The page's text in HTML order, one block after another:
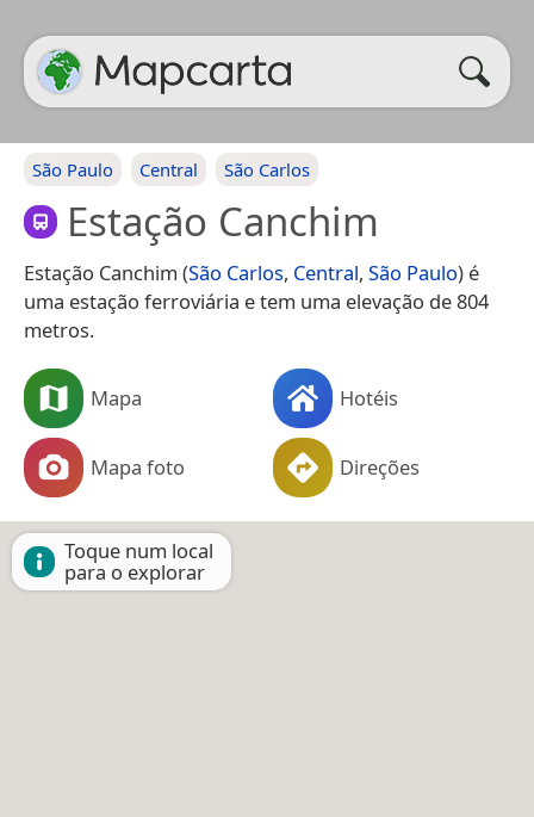
São Paulo Central São Carlos
Estação Canchim
Estação Canchim (São Carlos, Central, São Paulo) é
uma estação ferroviária e tem uma elevação de 804
metros.
Mapa Hotéis
Mapa foto Direções
Toque num local
para o explorar